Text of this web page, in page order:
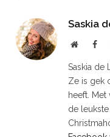
Saskia
Website
Saskia de
Ze is gek
heeft.
de